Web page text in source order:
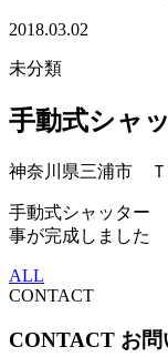
2018.03.02
未分類
手動式シャ
神奈川県三浦市
手動式シャッタ
事が完成しました
ALL
CONTACT
CONTACT お問